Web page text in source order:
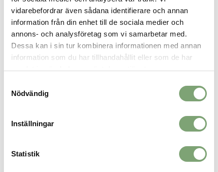
vidarebefordrar även sådana identifierare och annan
information från din enhet till de sociala medier och
annons- och analysföretag som vi samarbetar med.
Dessa kan i sin tur kombinera informationen med annan
information som du har tillhandahållit eller som de har
samlat in när du har använt deras tjänster.
Nödvändig
Inställningar
Statistik
ALTERNATIVA FÄRGER
Woolpower Tube 200 - Pine